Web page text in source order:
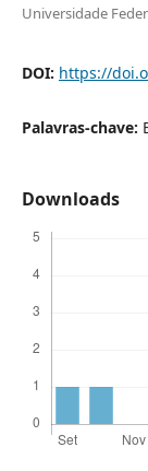
Universidade
DOI: https://
Palavras-chave:
Downloads